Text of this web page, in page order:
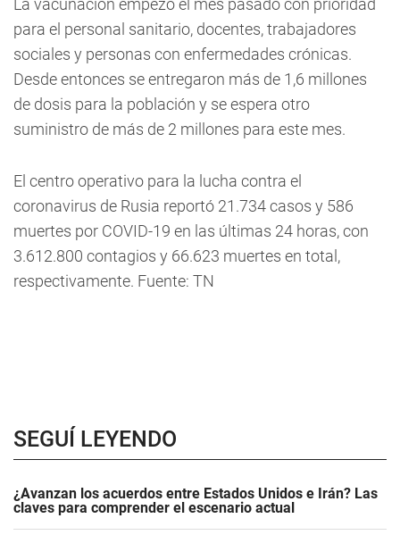
La vacunación empezó el mes pasado con prioridad
para el personal sanitario, docentes, trabajadores
sociales y personas con enfermedades crónicas.
Desde entonces se entregaron más de 1,6 millones
de dosis para la población y se espera otro
suministro de más de 2 millones para este mes.
El centro operativo para la lucha contra el
coronavirus de Rusia reportó 21.734 casos y 586
muertes por COVID-19 en las últimas 24 horas, con
3.612.800 contagios y 66.623 muertes en total,
respectivamente. Fuente: TN
SEGUÍ LEYENDO
¿Avanzan los acuerdos entre Estados Unidos e Irán? Las
claves para comprender el escenario actual